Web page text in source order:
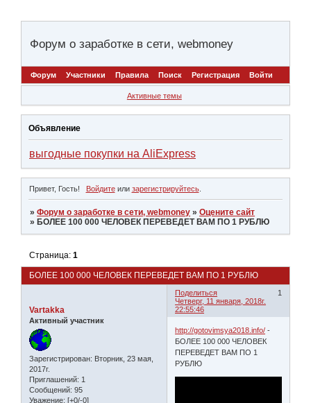
Форум о заработке в сети, webmoney
Форум Участники Правила Поиск Регистрация Войти
Активные темы
Объявление
выгодные покупки на AliExpress
Привет, Гость! Войдитеили зарегистрируйтесь.
»Форум о заработке в сети, webmoney »Оцените сайт
» БОЛЕЕ 100 000 ЧЕЛОВЕК ПЕРЕВЕДЕТ ВАМ ПО 1 РУБЛЮ
БОЛЕЕ 100 000 ЧЕЛОВЕК ПЕРЕВЕДЕТ ВАМ ПО 1 РУБЛЮ
Страница:1
Поделиться
1
Четверг, 11 января, 2018г.
22:55:46
Vartakka
Активный участник
Зарегистрирован: Вторник, 23 мая,
2017г.
Приглашений: 1
Сообщений: 95
Уважение: [+0/-0]
http://gotovimsya2018.info/ -
БОЛЕЕ 100 000 ЧЕЛОВЕК
ПЕРЕВЕДЕТ ВАМ ПО 1
РУБЛЮ